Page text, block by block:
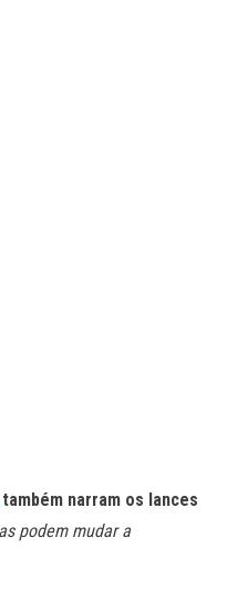
também narram os lances
podem mudar a